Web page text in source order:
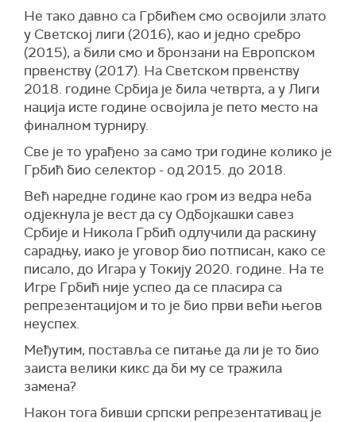
Не тако давно са Грбићем смо освојили злато
у Светској лиги (2016), као и једно сребро
(2015), а били смо и бронзани на Европском
првенству (2017). На Светском првенству
2018. године Србија је била четврта, а у Лиги
нација исте године освојила је пето место на
финалном турниру.
Све је то урађено за само три године колико је
Грбић био селектор - од 2015. до 2018.
Већ наредне године као гром из ведра неба
одјекнула је вест да су Одбојкашки савез
Србије и Никола Грбић одлучили да раскину
сарадњу, иако је уговор био потписан, како се
писало, до Игара у Токију 2020. године. На те
Игре Грбић није успео да се пласира са
репрезентацијом и то је био први већи његов
неуспех.
Међутим, поставља се питање да ли је то био
заиста велики кикс да би му се тражила
замена?
Након тога бивши српски репрезентативац је